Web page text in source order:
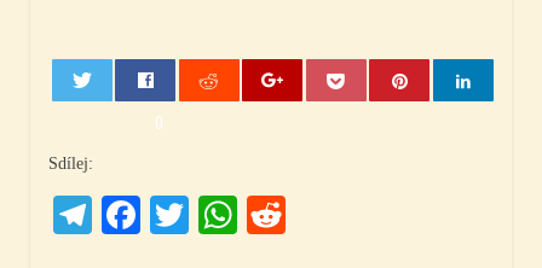
0
Sdílej:
Telegram
Facebook
TwitterWhatsApp